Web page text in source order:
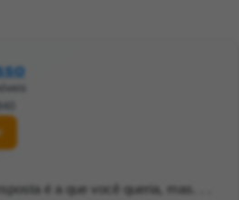
é a que você queria, mas. . .